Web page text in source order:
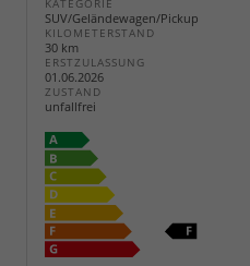
KATEGORIE
SUV/Geländewagen/Pickup
KILOMETERSTAND
30 km
ERSTZULASSUNG
01.06.2026
ZUSTAND
unfallfrei